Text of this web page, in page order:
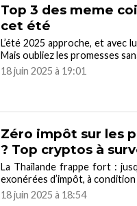
Top 3 des meme
cet été
L’été 2025 approche, et
Mais oubliez les promesses
18 juin 2025 à 19:01
Zéro impôt sur les
? Top cryptos à
La Thaïlande frappe fort :
exonérées d’impôt, à
18 juin 2025 à 18:54